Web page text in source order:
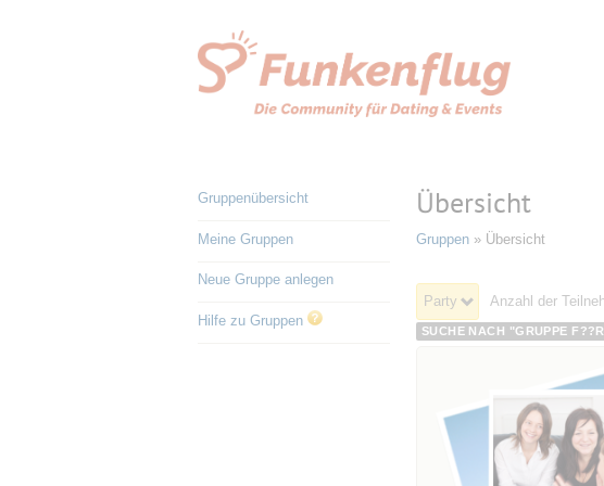
Gruppenübersicht
Meine Gruppen
Neue Gruppe anlegen
Hilfe zu Gruppen
Übersicht
Gruppen» Übersicht
Party Anzahl der
SUCHE NACH "GRUPPE